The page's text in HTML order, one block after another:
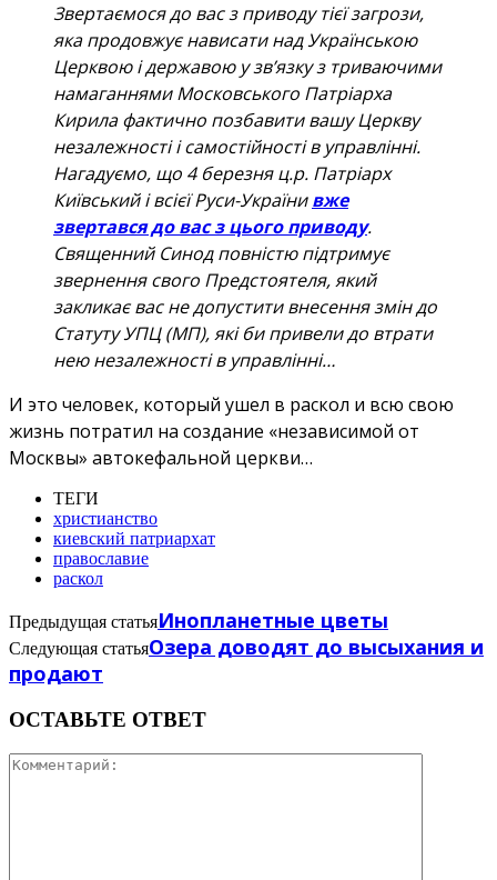
Звертаємося до вас з приводу тієї загрози,
яка продовжує нависати над Українською
Церквою і державою у зв’язку з триваючими
намаганнями Московського Патріарха
Кирила фактично позбавити вашу Церкву
незалежності і самостійності в управлінні.
Нагадуємо, що 4 березня ц.р. Патріарх
Київський і всієї Руси-Українивже
звертався до вас з цього приводу.
Священний Синод повністю підтримує
звернення свого Предстоятеля, який
закликає вас не допустити внесення змін до
Статуту УПЦ (МП), які би привели до втрати
нею незалежності в управлінні…
И это человек, который ушел в раскол и всю свою
жизнь потратил на создание «независимой от
Москвы» автокефальной церкви…
ТЕГИ
христианство
киевский патриархат
православие
раскол
Предыдущая статьяИнопланетные цветы
Следующая статьяОзера доводят до высыхания и
продают
ОСТАВЬТЕ ОТВЕТ